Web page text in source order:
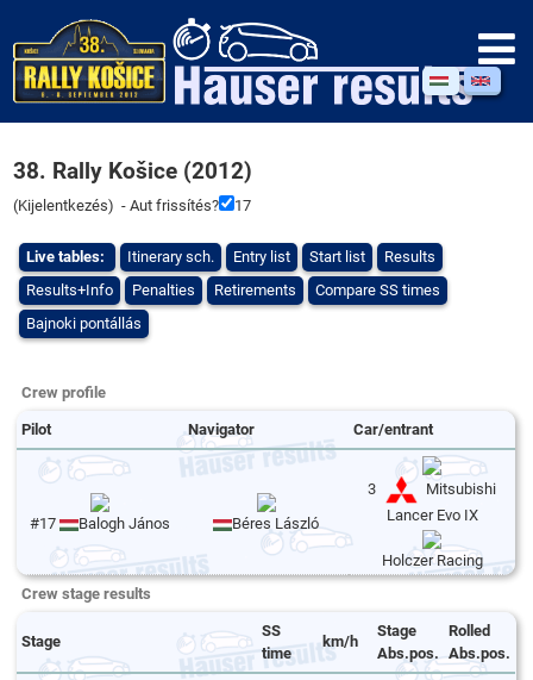
38. Rally Košice (2012)
(Kijelentkezés) - Aut frissítés? 17
Live tables: Itinerary sch. Entry list Start list
Results
Results+Info
Penalties Retirements
Compare SS times
Bajnoki pontállás
Crew profile
Pilot Navigator Car/entrant
#17 Balogh János Béres László
3
Mitsubishi
Lancer Evo IX
Holczer Racing
Crew stage results
Stage
SS
time
km/h
Stage
Abs.pos.
Rolled
Abs.pos.